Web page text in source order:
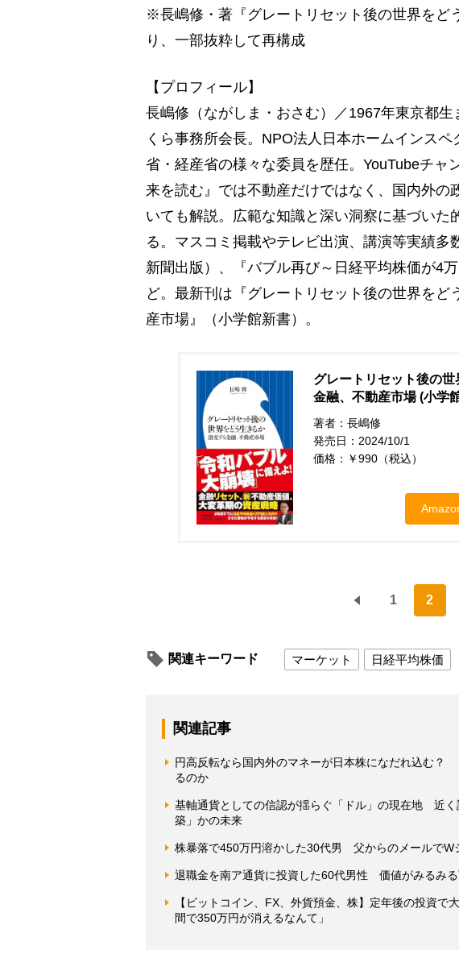
※長嶋修・著『グレートリセット後の世界をど
り、一部抜粋して再構成
【プロフィール】
長嶋修（ながしま・おさむ）／1967年東京都
くら事務所会長。NPO法人日本ホームインス
省・経産省の様々な委員を歴任。YouTubeチャ
来を読む』では不動産だけではなく、国内外の
いても解説。広範な知識と深い洞察に基づいた
る。マスコミ掲載やテレビ出演、講演等実績多
新聞出版）、『バブル再び～日経平均株価が4
ど。最新刊は『グレートリセット後の世界をど
産市場』（小学館新書）。
グレートリセット後の
金融、不動産市場 (小学
著者：長嶋修
発売日：2024/10/1
価格：￥990（税込）
1 2
関連キーワード マーケット 日経平均株価
関連記事
円高反転なら国内外のマネーが日本株になだれ込む？
るのか
基軸通貨としての信認が揺らぐ「ドル」の現在地 近
築」かの未来
株暴落で450万円溶かした30代男 父からのメールでW
退職金を南ア通貨に投資した60代男性 価値がみるみ
【ビットコイン、FX、外貨預金、株】定年後の投資
間で350万円が消えるなんて」